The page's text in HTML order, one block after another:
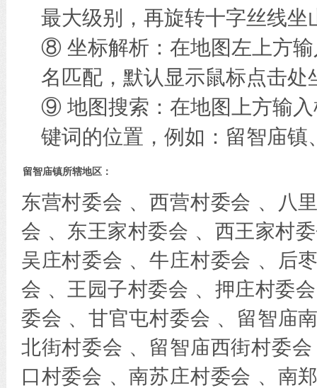
最大级别，再旋转十字丝线坐
⑧ 坐标解析：在地图左上方
名匹配，默认显示鼠标点击处
⑨ 地图搜索：在地图上方输
键词的位置，例如：留智庙镇
留智庙镇所辖地区：
东营村委会 、西营村委会 、八
会 、东王家村委会 、西王家村
吴庄村委会 、牛庄村委会 、后
会 、王园子村委会 、押庄村委
委会 、甘官屯村委会 、留智庙
北街村委会 、留智庙西街村委
口村委会 、南苏庄村委会 、南